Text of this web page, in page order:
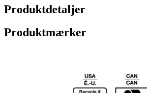
Produktdetaljer
Produktmærker